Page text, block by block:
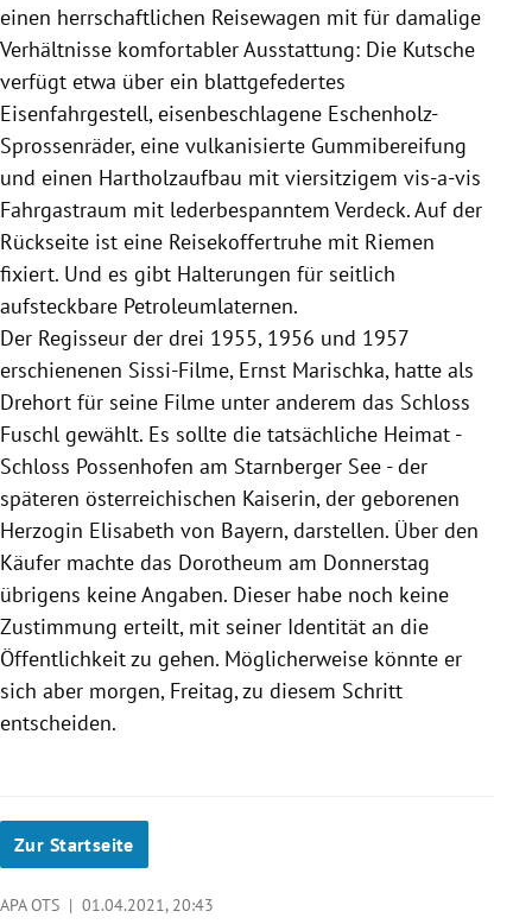
einen herrschaftlichen Reisewagen mit für damalige
Verhältnisse komfortabler Ausstattung: Die Kutsche
verfügt etwa über ein blattgefedertes
Eisenfahrgestell, eisenbeschlagene Eschenholz-
Sprossenräder, eine vulkanisierte Gummibereifung
und einen Hartholzaufbau mit viersitzigem vis-a-vis
Fahrgastraum mit lederbespanntem Verdeck. Auf der
Rückseite ist eine Reisekoffertruhe mit Riemen
fixiert. Und es gibt Halterungen für seitlich
aufsteckbare Petroleumlaternen.
Der Regisseur der drei 1955, 1956 und 1957
erschienenen Sissi-Filme, Ernst Marischka, hatte als
Drehort für seine Filme unter anderem das Schloss
Fuschl gewählt. Es sollte die tatsächliche Heimat -
Schloss Possenhofen am Starnberger See - der
späteren österreichischen Kaiserin, der geborenen
Herzogin Elisabeth von Bayern, darstellen. Über den
Käufer machte das Dorotheum am Donnerstag
übrigens keine Angaben. Dieser habe noch keine
Zustimmung erteilt, mit seiner Identität an die
Öffentlichkeit zu gehen. Möglicherweise könnte er
sich aber morgen, Freitag, zu diesem Schritt
entscheiden.
Zur Startseite
APA OTS | 01.04.2021, 20:43